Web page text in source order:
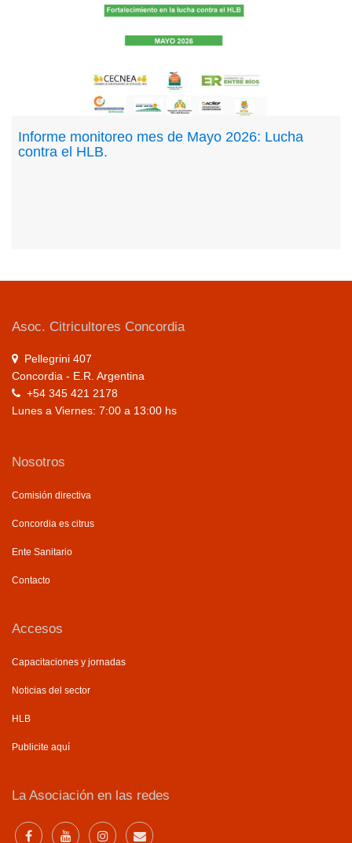
Informe monitoreo mes de Mayo 2026: Lucha
contra el HLB.
Asoc. Citricultores Concordia
Pellegrini 407
Concordia - E.R. Argentina
+54 345 421 2178
Lunes a Viernes: 7:00 a 13:00 hs
Nosotros
Comisión directiva
Concordia es citrus
Ente Sanitario
Contacto
Accesos
Capacitaciones y jornadas
Noticias del sector
HLB
Publicite aquí
La Asociación en las redes